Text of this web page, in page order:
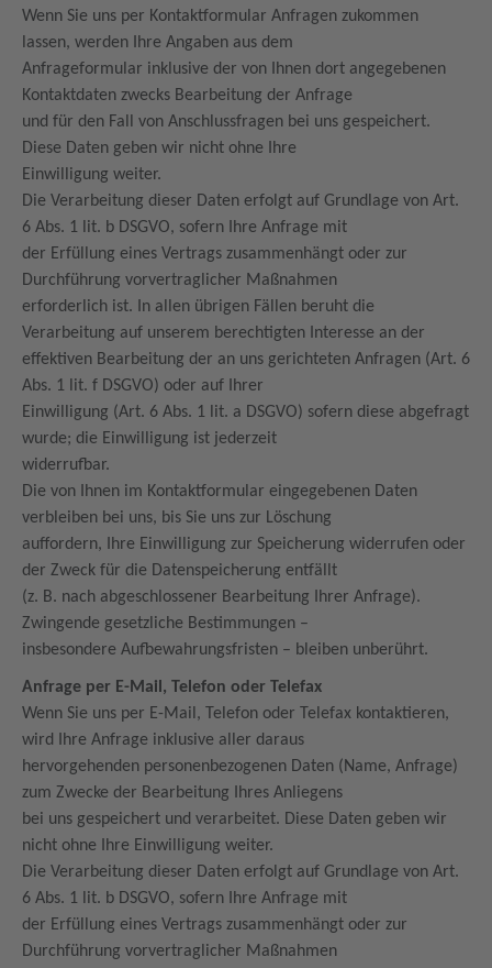
Wenn Sie uns per Kontaktformular Anfragen zukommen
lassen, werden Ihre Angaben aus dem
Anfrageformular inklusive der von Ihnen dort angegebenen
Kontaktdaten zwecks Bearbeitung der Anfrage
und für den Fall von Anschlussfragen bei uns gespeichert.
Diese Daten geben wir nicht ohne Ihre
Einwilligung weiter.
Die Verarbeitung dieser Daten erfolgt auf Grundlage von Art.
6 Abs. 1 lit. b DSGVO, sofern Ihre Anfrage mit
der Erfüllung eines Vertrags zusammenhängt oder zur
Durchführung vorvertraglicher Maßnahmen
erforderlich ist. In allen übrigen Fällen beruht die
Verarbeitung auf unserem berechtigten Interesse an der
effektiven Bearbeitung der an uns gerichteten Anfragen (Art. 6
Abs. 1 lit. f DSGVO) oder auf Ihrer
Einwilligung (Art. 6 Abs. 1 lit. a DSGVO) sofern diese abgefragt
wurde; die Einwilligung ist jederzeit
widerrufbar.
Die von Ihnen im Kontaktformular eingegebenen Daten
verbleiben bei uns, bis Sie uns zur Löschung
auffordern, Ihre Einwilligung zur Speicherung widerrufen oder
der Zweck für die Datenspeicherung entfällt
(z. B. nach abgeschlossener Bearbeitung Ihrer Anfrage).
Zwingende gesetzliche Bestimmungen –
insbesondere Aufbewahrungsfristen – bleiben unberührt.
Anfrage per E-Mail, Telefon oder Telefax
Wenn Sie uns per E-Mail, Telefon oder Telefax kontaktieren,
wird Ihre Anfrage inklusive aller daraus
hervorgehenden personenbezogenen Daten (Name, Anfrage)
zum Zwecke der Bearbeitung Ihres Anliegens
bei uns gespeichert und verarbeitet. Diese Daten geben wir
nicht ohne Ihre Einwilligung weiter.
Die Verarbeitung dieser Daten erfolgt auf Grundlage von Art.
6 Abs. 1 lit. b DSGVO, sofern Ihre Anfrage mit
der Erfüllung eines Vertrags zusammenhängt oder zur
Durchführung vorvertraglicher Maßnahmen